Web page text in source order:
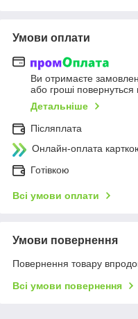
Умови оплати
Ви отримаєте
або гроші повернуться
Детальніше
Післяплата
Онлайн-оплата
Готівкою
Всі умови оплати
Умови повернення
Повернення товару
Всі умови повернення